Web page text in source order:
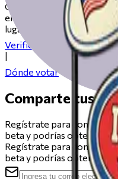
Consulta nuestros
el día de las elecciones,
lugar de votación.
Verifica tu registro
Dónde votar
Comparte tus
Regístrate para
beta y podrías obtener
Regístrate para
beta y podrías obtener